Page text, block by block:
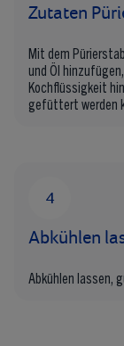
Zutaten
Mit dem
und Öl
Kochflüssigkeit
gefüttert werden
Abkühlen
Abkühlen lassen,